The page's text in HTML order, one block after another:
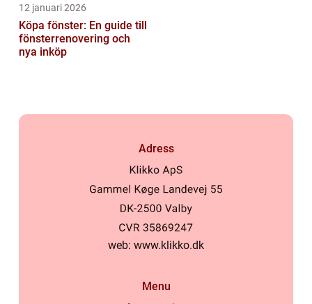
12 januari 2026
Köpa fönster: En guide till
fönsterrenovering och
nya inköp
Adress
web: www.klikko.dk
Menu